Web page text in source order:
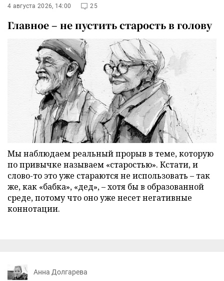
4 августа 2026, 14:00 25
Главное – не пустить старость в голову
Мы наблюдаем реальный прорыв в теме, которую
по привычке называем «старостью». Кстати, и
слово-то это уже стараются не использовать – так
же, как «бабка», «дед», – хотя бы в образованной
среде, потому что оно уже несет негативные
коннотации.
Анна Долгарева